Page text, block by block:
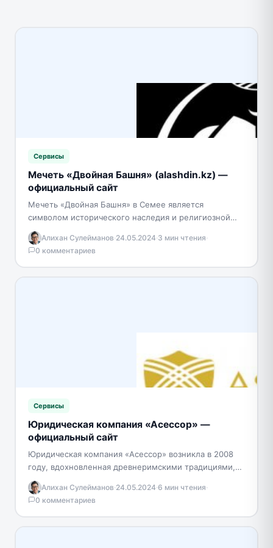
Сервисы
Мечеть «Двойная Башня» (alashdin.kz) —
официальный сайт
Мечеть «Двойная Башня» в Семее является
символом исторического наследия и религиозной
значимости. Ее строительство началось еще в 1858
году при поддержке известных…
Алихан Сулейманов·24.05.2024·3 мин чтения·
0 комментариев
Сервисы
Юридическая компания «Асессор» —
официальный сайт
Юридическая компания «Асессор» возникла в 2008
году, вдохновленная древнеримскими традициями,
где заседатели, или «ассессоры», служили как
консультанты и советники в юридических вопросах.…
Алихан Сулейманов·24.05.2024·6 мин чтения·
0 комментариев